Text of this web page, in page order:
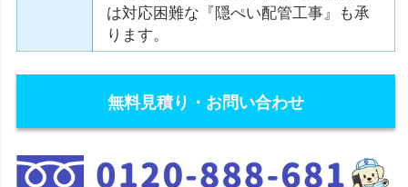
は対応困難な『隠ぺい配管工事』も承
ります。
無料見積り・お問い合わせ